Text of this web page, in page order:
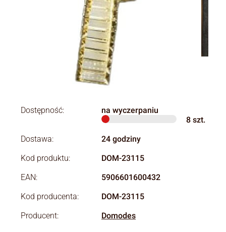
Dostępność:
na wyczerpaniu
8 szt.
Dostawa:
24 godziny
Kod produktu:
DOM-23115
EAN:
5906601600432
Kod producenta:
DOM-23115
Producent:
Domodes